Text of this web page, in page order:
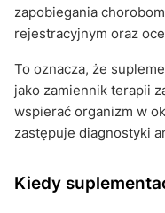
zapobiegania
rejestracyjnym oraz
To oznacza, że
jako zamiennik terapii
wspierać organizm w
zastępuje diagnostyki
Kiedy